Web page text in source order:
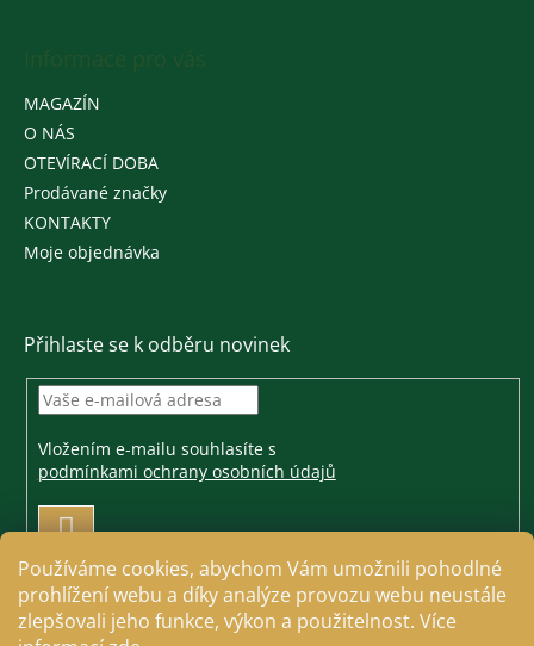
Používáme cookies, abychom Vám umožnili pohodlné
prohlížení webu a díky analýze provozu webu neustále
zlepšovali jeho funkce, výkon a použitelnost. Více
MAGAZÍN
O NÁS
OTEVÍRACÍ DOBA
Prodávané značky
KONTAKTY
Moje objednávka
Přihlaste se k odběru novinek
Vložením e-mailu souhlasíte s
podmínkami ochrany osobních údajů
PŘIHLÁSIT